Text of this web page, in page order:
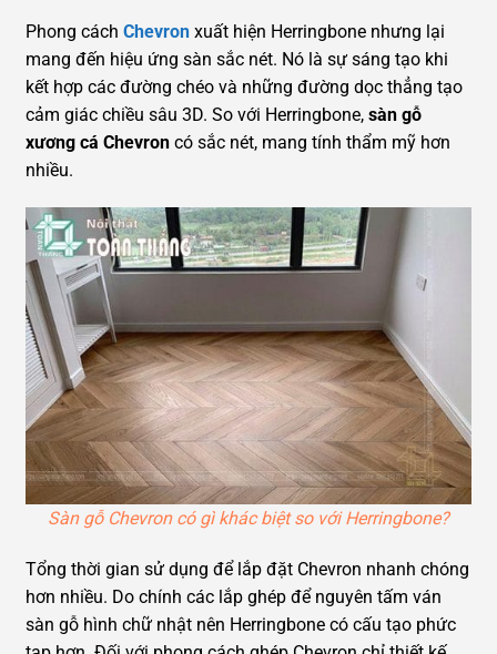
Phong cách Chevron xuất hiện Herringbone nhưng lại
mang đến hiệu ứng sàn sắc nét. Nó là sự sáng tạo khi
kết hợp các đường chéo và những đường dọc thẳng tạo
cảm giác chiều sâu 3D. So với Herringbone, sàn gỗ
xương cá Chevron có sắc nét, mang tính thẩm mỹ hơn
nhiều.
Sàn gỗ Chevron có gì khác biệt so với Herringbone?
Tổng thời gian sử dụng để lắp đặt Chevron nhanh chóng
hơn nhiều. Do chính các lắp ghép để nguyên tấm ván
sàn gỗ hình chữ nhật nên Herringbone có cấu tạo phức